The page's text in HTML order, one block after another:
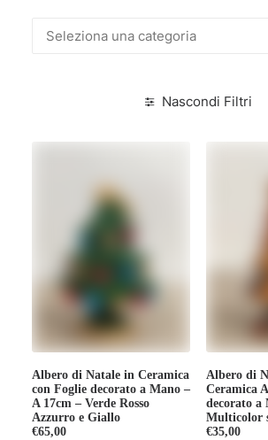
Nascondi Filtri
Albero di Natale in Ceramica
con Foglie decorato a Mano –
A 17cm – Verde Rosso
Azzurro e Giallo
€65,00
Albero di
Ceramica
decorato a
Multicolor
€35,00